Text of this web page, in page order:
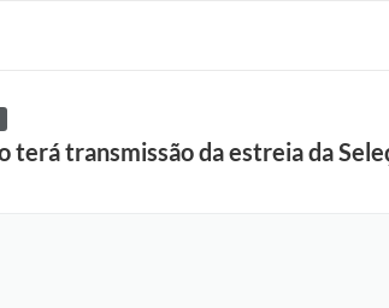
transmissão da estreia da